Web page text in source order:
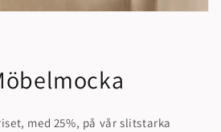
med 25%, på vår slitstarka